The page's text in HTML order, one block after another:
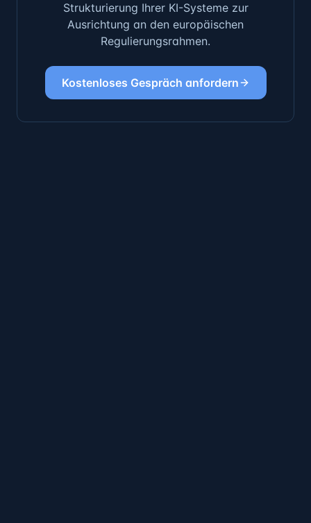
Strukturierung Ihrer KI-Systeme zur
Ausrichtung an den europäischen
Regulierungsrahmen.
Kostenloses Gespräch anfordern